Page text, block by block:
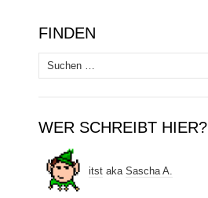
FINDEN
Suchen
nach:
WER SCHREIBT HIER?
itst aka Sascha A.